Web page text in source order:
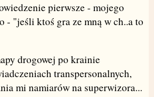
pierwsze - mojego
- "jeśli ktoś gra ze mną w ch..a to
drogowej po krainie
transpersonalnych,
mi namiarów na superwizora...